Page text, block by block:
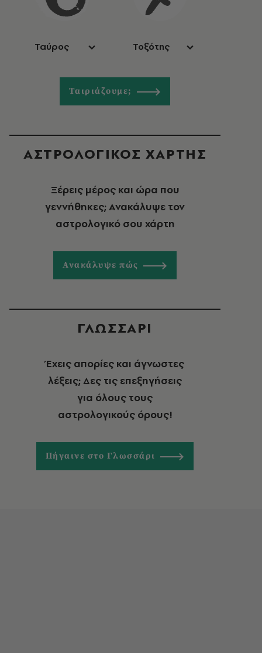
Ταύρος Τοξότης
Ταιριάζουμε;
ΑΣΤΡΟΛΟΓΙΚΟΣ ΧΑΡΤΗΣ
Ξέρεις μέρος και ώρα που
γεννήθηκες; Ανακάλυψε τον
αστρολογικό σου χάρτη
Ανακάλυψε πώς
ΓΛΩΣΣΑΡΙ
Έχεις απορίες και άγνωστες
λέξεις; Δες τις επεξηγήσεις
για όλους τους
αστρολογικούς όρους!
Πήγαινε στο Γλωσσάρι